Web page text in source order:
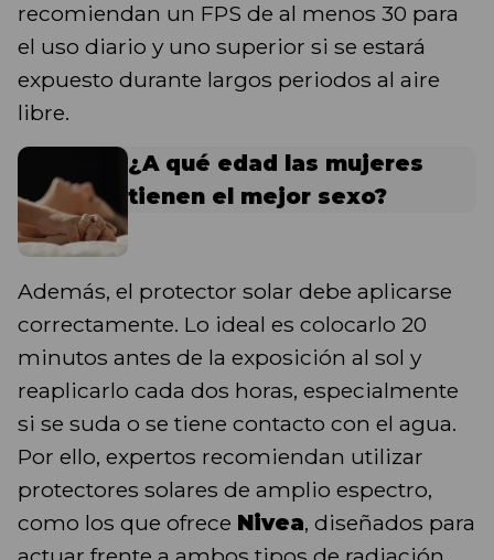
recomiendan un FPS de al menos 30 para
el uso diario y uno superior si se estará
expuesto durante largos periodos al aire
libre.
¿A qué edad las mujeres
tienen el mejor sexo?
Además, el protector solar debe aplicarse
correctamente. Lo ideal es colocarlo 20
minutos antes de la exposición al sol y
reaplicarlo cada dos horas, especialmente
si se suda o se tiene contacto con el agua.
Por ello, expertos recomiendan utilizar
protectores solares de amplio espectro,
como los que ofrece Nivea, diseñados para